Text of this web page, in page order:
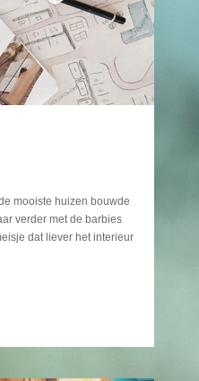
mooiste huizen bouwde
verder met de barbies
dat liever het interieur